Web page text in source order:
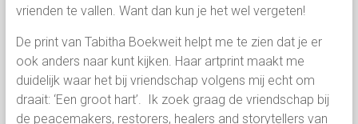
vrienden te vallen. Want dan kun je het wel vergeten!
De print van Tabitha Boekweit helpt me te zien dat je er
ook anders naar kunt kijken. Haar artprint maakt me
duidelijk waar het bij vriendschap volgens mij echt om
draait: ‘Een groot hart’. Ik zoek graag de vriendschap bij
de peacemakers, restorers, healers and storytellers van